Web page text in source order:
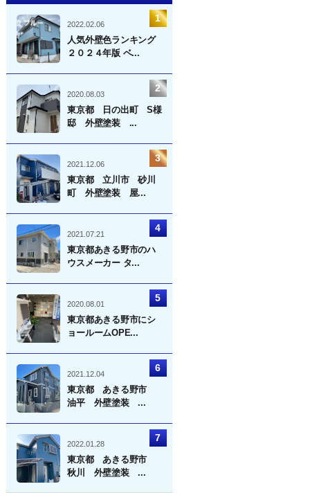
2022.02.06
人気外壁色ランキング
２０２４年版 ベ...
2020.08.03
東京都 日の出町 S様
邸 外壁塗装 ...
2021.12.06
東京都 立川市 砂川
町 外壁塗装 屋...
2021.07.21
東京都あきる野市のハ
ウスメーカー タ...
2020.08.01
東京都あきる野市にシ
ョールームOPE...
2021.12.04
東京都 あきる野市
油平 外壁塗装 ...
2022.01.28
東京都 あきる野市
秋川 外壁塗装 ...